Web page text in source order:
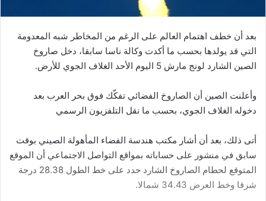
بعد أن خطف اهتمام العالم على الرغم من المخاطر شبه المعدومة
التي قد يولدها بحسب ما أكدت وكالة ناسا سابقا، دخل صاروخ
الصين الشارد لونج مارش 5 اليوم الأحد الغلاف الجوي للأرض.
وأعلنت الصين أن الصاروخ الفضائي تفكّك فوق بحر العرب بعد
دخوله الغلاف الجوي، بحسب ما نقل التلفزيون الرسمي
أتى ذلك، بعد أن أشار مكتب هندسة الفضاء المأهولة الصيني بوقت
سابق في منشور على حساباته بمواقع التواصل الاجتماعي أن الموقع
المتوقع لحطام الصاروخ الشارد حدد على خط الطول 28.38 درجة
شرقا وخط العرض 34.43 شمالا.